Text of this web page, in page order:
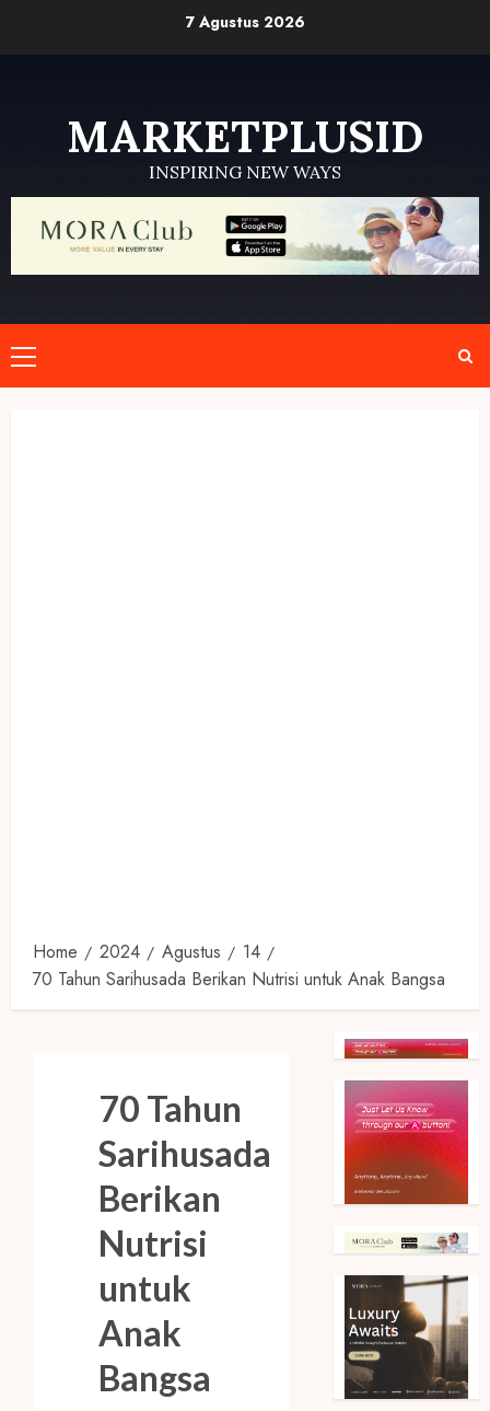
7 Agustus 2026
MARKETPLUSID
INSPIRING NEW WAYS
Primary
Menu
Home 2024 Agustus
14
70 Tahun Sarihusada Berikan Nutrisi untuk Anak Bangsa
70 Tahun
Sarihusada
Berikan
Nutrisi
untuk
Anak
Bangsa